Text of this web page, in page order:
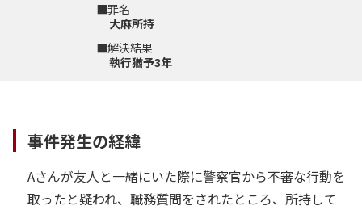
■罪名
大麻所持
■解決結果
執行猶予3年
事件発生の経緯
Aさんが友人と一緒にいた際に警察官から不審な行動を
取ったと疑われ、職務質問をされたところ、所持して